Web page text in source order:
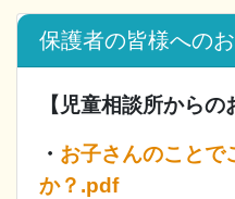
保護者の皆様への
【児童相談所からの
・ お子さんのことで
か？.pdf